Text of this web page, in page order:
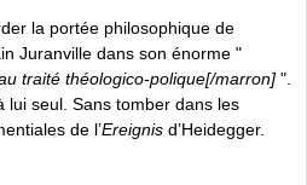
la portée philosophique de
Juranville dans son énorme "
traité théologico-polique[/marron] ".
lui seul. Sans tomber dans les
de l’Ereignis d’Heidegger.